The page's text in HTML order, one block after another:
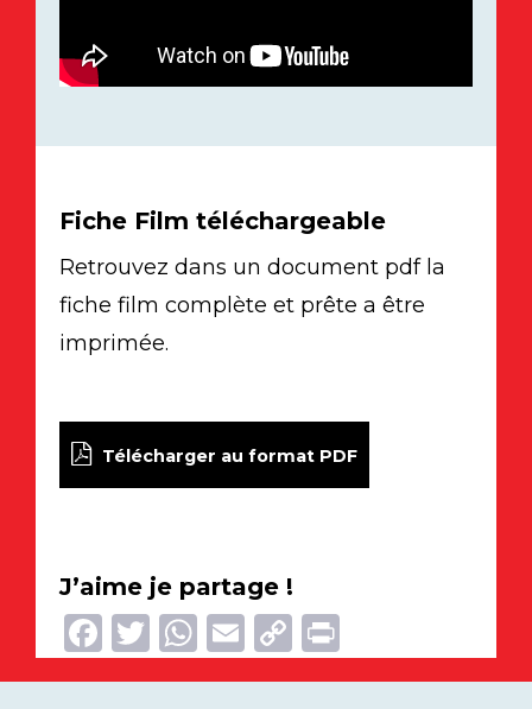
Fiche Film téléchargeable
Retrouvez dans un document pdf la
fiche film complète et prête a être
imprimée.
Télécharger au format PDF
J’aime je partage !
Facebook
Twitter
WhatsApp
Email
Copy
Link